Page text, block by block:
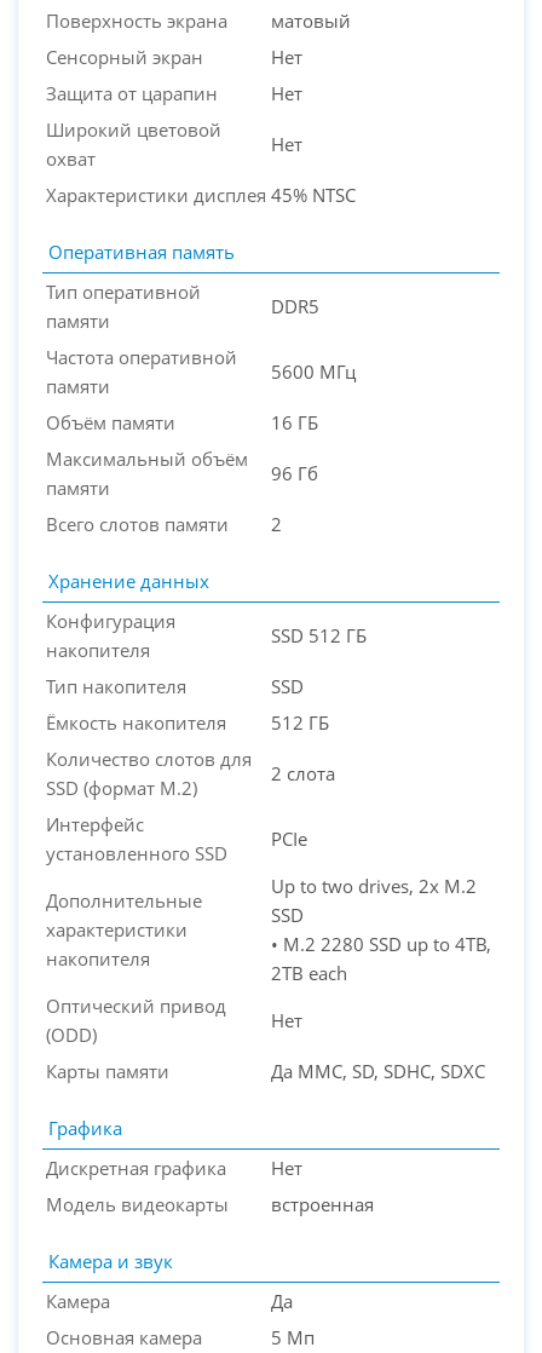
Поверхность экрана
матовый
Сенсорный экран
Нет
Защита от царапин
Нет
Широкий цветовой
охват
Нет
Характеристики дисплея 45% NTSC
Оперативная память
Тип оперативной
памяти
DDR5
Частота оперативной
памяти
5600 МГц
Объём памяти
16 ГБ
Максимальный объём
памяти
96 Гб
Всего слотов памяти 2
Хранение данных
Конфигурация
накопителя
SSD 512 ГБ
Тип накопителя
SSD
Ёмкость накопителя
512 ГБ
Количество слотов для
SSD (формат M.2)
2 слота
Интерфейс
установленного SSD
PCIe
Дополнительные
характеристики
накопителя
Up to two drives, 2x M.2
SSD
• M.2 2280 SSD up to 4TB,
2TB each
Оптический привод
(ODD)
Нет
Карты памяти Да MMC, SD, SDHC, SDXC
Графика
Дискретная графика
Нет
Модель видеокарты
встроенная
Камера и звук
Камера
Да
Основная камера
5 Мп